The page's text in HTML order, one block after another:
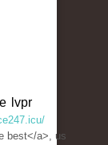
lvpr
best</a>, us